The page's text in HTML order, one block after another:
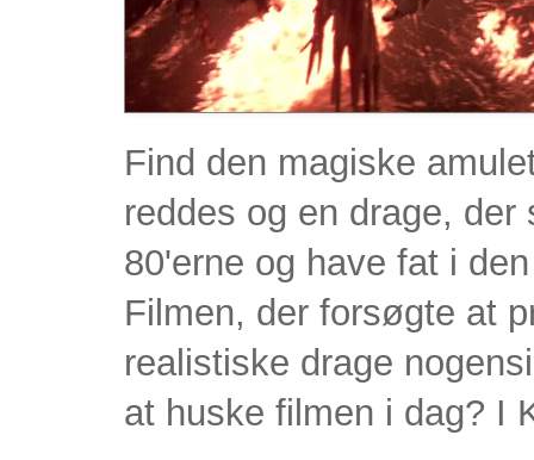
Find den magiske
reddes og en drage,
80'erne og have fat i
Filmen, der forsøgte at
realistiske drage
at huske filmen i dag? I